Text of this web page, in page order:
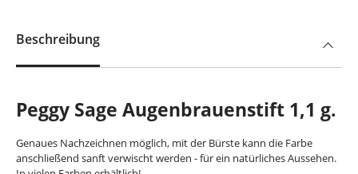
Beschreibung
Peggy Sage Augenbrauenstift 1,1 g.
Genaues Nachzeichnen möglich, mit der Bürste kann die Farbe
anschließend sanft verwischt werden - für ein natürliches Aussehen.